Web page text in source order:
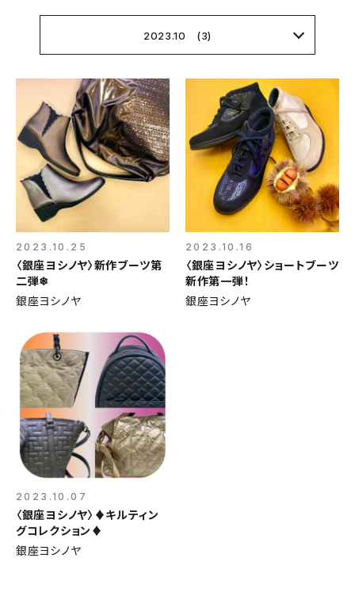
2023.10 (3)
2023.10.25
〈銀座ヨシノヤ〉新作ブーツ第
二弾❄
銀座ヨシノヤ
2023.10.16
〈銀座ヨシノヤ〉ショートブーツ
新作第一弾！
銀座ヨシノヤ
2023.10.07
〈銀座ヨシノヤ〉♦キルティン
グコレクション♦
銀座ヨシノヤ